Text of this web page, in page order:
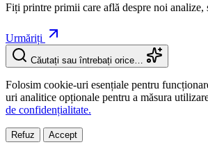
Fiți printre primii care află despre noi analize,
Urmăriți
Căutați sau întrebați orice…
Folosim cookie-uri esențiale pentru
uri analitice opționale pentru a măsura
de confidențialitate.
Refuz Accept